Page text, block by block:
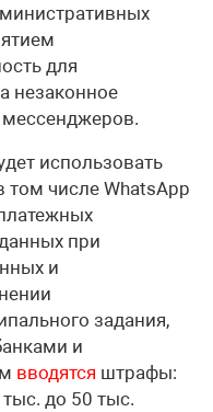
для
незаконное
использовать
числе WhatsApp
при
и
задания,
и
вводятся штрафы:
до 50 тыс.